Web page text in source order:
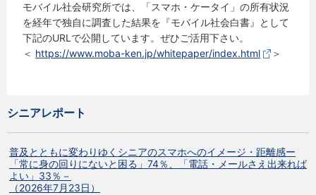
モバイル社会研究所では、「スマホ・ケータイ」の所有状況
を経年で独自に調査した結果を『モバイル社会白書』として
下記のURLで公開しています。ぜひご活用下さい。
＜ https://www.moba-ken.jp/whitepaper/index.html ＞
シニアレポート
普及とともに変わりゆくシニアのスマホへのイメージ・距離感ー
「常に身の回りにないと困る」74％、「電話・メールさえ出来れば
よい」33％－
（2026年7月23日）